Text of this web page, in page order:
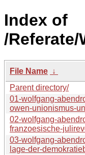
Index of
/
File Name ↓
Parent directory/
01-wolfgang-
owen-unionismus-
02-wolfgang-
franzoesische-
03-wolfgang-
lage-der-